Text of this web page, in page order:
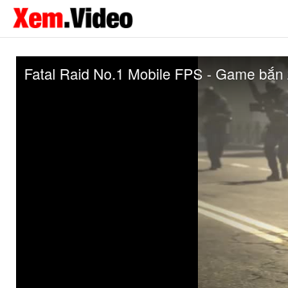
Fatal Raid No.1 Mobile FPS - Game